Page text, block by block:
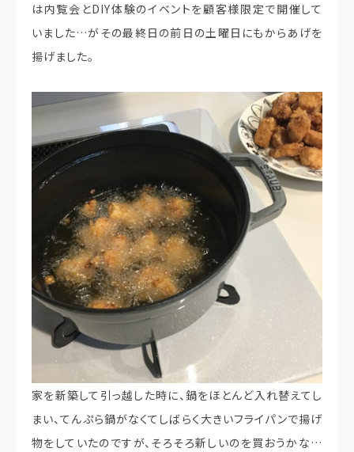
は内覧会とDIY体験のイベントを顧客様限定で開催して
いました…がその最終日の前日の土曜日にもからあげを
揚げました。
家を新築して引っ越した時に、鍋をほとんど入れ替えてし
まい、てんぷら鍋がなくてしばらく大きいフライパンで揚げ
物をしていたのですが、そろそろ新しいのを買おうかな…